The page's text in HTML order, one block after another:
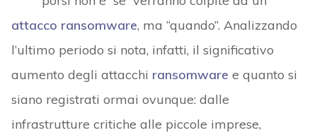
attacco ransomware, ma “quando”. Analizzando
l’ultimo periodo si nota, infatti, il significativo
aumento degli attacchi ransomware e quanto si
siano registrati ormai ovunque: dalle
infrastrutture critiche alle piccole imprese,